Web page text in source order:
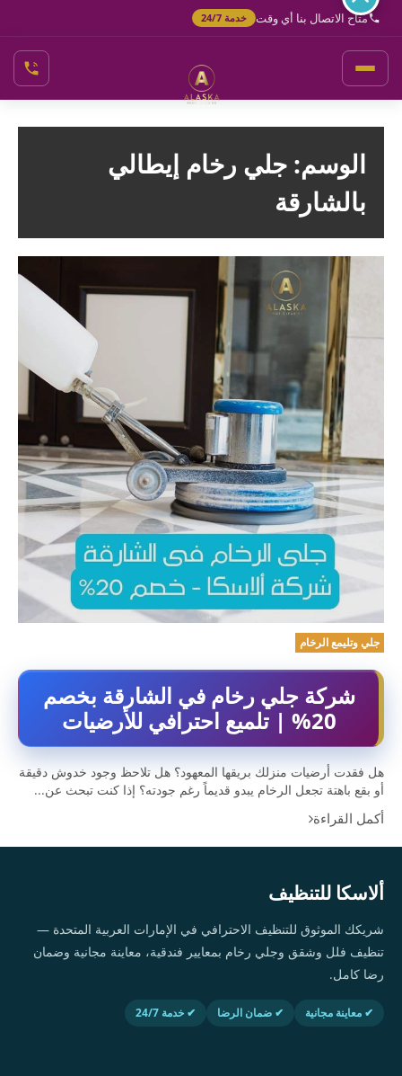
تخطي
المحتوى
متاح الاتصال بنا أي وقت خدمة 24/7
الوسم: جلي رخام إيطالي
بالشارقة
جلي وتليمع الرخام
شركة جلي رخام في الشارقة بخصم
20% | تلميع احترافي للأرضيات
هل فقدت أرضيات منزلك بريقها المعهود؟ هل تلاحظ وجود خدوش دقيقة
أو بقع باهتة تجعل الرخام يبدو قديماً رغم جودته؟ إذا كنت تبحث عن...
أكمل القراءة
ألاسكا للتنظيف
شريكك الموثوق للتنظيف الاحترافي في الإمارات العربية المتحدة —
تنظيف فلل وشقق وجلي رخام بمعايير فندقية، معاينة مجانية وضمان
رضا كامل.
✔ معاينة مجانية ✔ ضمان الرضا ✔ خدمة 24/7